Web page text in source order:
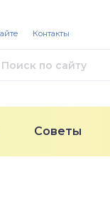
Советы
Контакты